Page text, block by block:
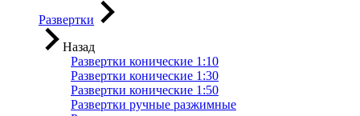
Развертки
Назад
Развертки конические 1:10
Развертки конические 1:30
Развертки конические 1:50
Развертки ручные разжимные